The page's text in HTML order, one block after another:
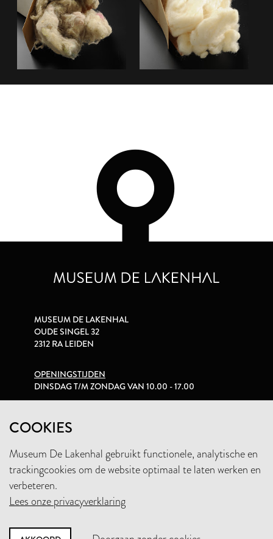
COOKIES
Museum De Lakenhal gebruikt functionele, analytische en
trackingcookies om de website optimaal te laten werken en
verbeteren.
Lees onze privacyverklaring
MUSEUM DE LAKENHAL
OUDE SINGEL 32
2312 RA LEIDEN
OPENINGSTIJDEN
DINSDAG T/M ZONDAG VAN 10.00 - 17.00
+31 (0)71 5165360
INFO@LAKENHAL.NL
STEUN HET MUSEUM